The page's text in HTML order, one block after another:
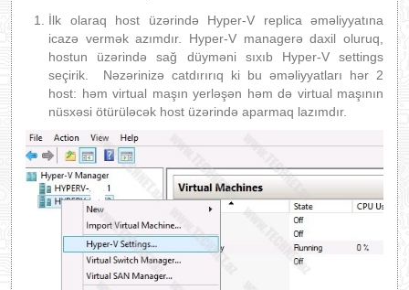
İlk olaraq host üzərində Hyper-V replica əməliyyatına
icazə vermək azımdır. Hyper-V managerə daxil oluruq,
hostun üzərində sağ düyməni sıxıb Hyper-V settings
seçirik. Nəzərinizə catdırırıq ki bu əməliyyatları hər 2
host: həm virtual maşın yerləşən həm də virtual maşının
nüsxəsi ötürüləcək host üzərində aparmaq lazımdır.